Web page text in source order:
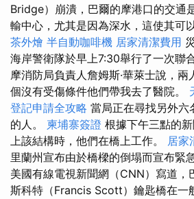
Bridge）崩潰，巴爾的摩港口的交通
輸中心，尤其是因為深水，這使其可
茶外燴 半自動咖啡機 居家清潔費用
海岸警衛隊於早上7:30舉行了一次聯
摩消防局負責人詹姆斯·華萊士說，兩
個沒有受傷條件他們帶我去了醫院。
登記申請全攻略 當局正在尋找另外六
的人。 柬埔寨簽證 根據下午三點的
上該結構時，他們在橋上工作。 居家
里蘭州宣布由於橋樑的倒塌而宣布緊
美國有線電視新聞網（CNN）寫道，
斯科特（Francis Scott）鑰匙橋在一